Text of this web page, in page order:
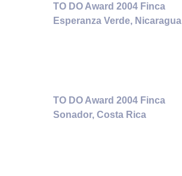
TO DO Award 2004 Finca
Esperanza Verde, Nicaragua
TO DO Award 2004 Finca
Sonador, Costa Rica